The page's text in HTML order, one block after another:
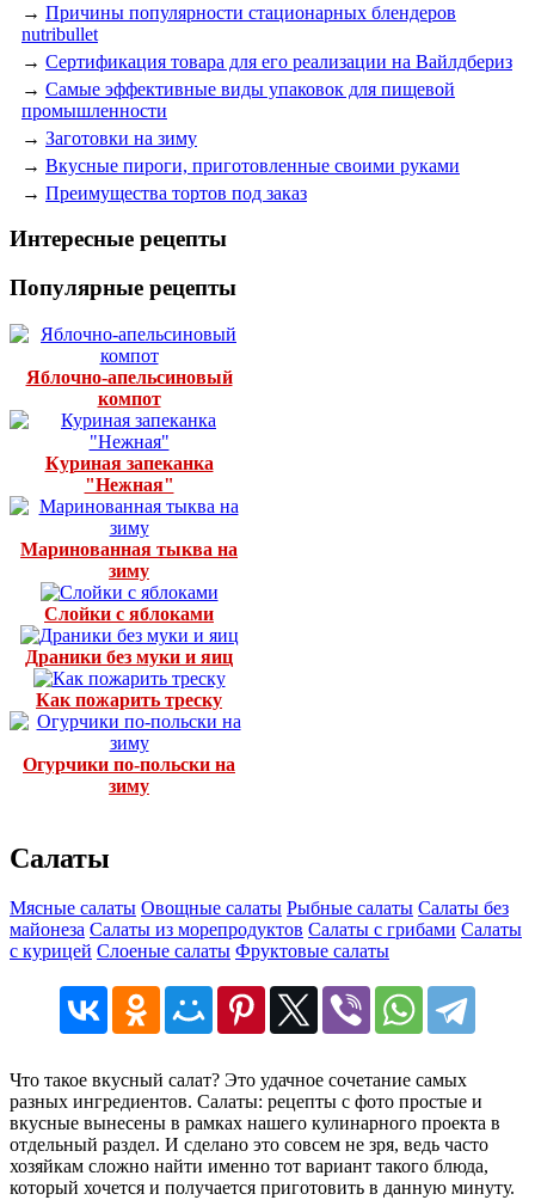
→ Причины популярности стационарных блендеров
nutribullet
→ Сертификация товара для его реализации на Вайлдбериз
→ Самые эффективные виды упаковок для пищевой
промышленности
→ Заготовки на зиму
→ Вкусные пироги, приготовленные своими руками
→ Преимущества тортов под заказ
Интересные рецепты
Популярные рецепты
Яблочно-апельсиновый
компот
Куриная запеканка
"Нежная"
Маринованная тыква на
зиму
Слойки с яблоками
Драники без муки и яиц
Как пожарить треску
Огурчики по-польски на
зиму
Салаты
Мясные салаты Овощные салаты Рыбные салаты Салаты без
майонеза Салаты из морепродуктов Салаты с грибами Салаты
с курицей Слоеные салаты Фруктовые салаты
Что такое вкусный салат? Это удачное сочетание самых
разных ингредиентов. Салаты: рецепты с фото простые и
вкусные вынесены в рамках нашего кулинарного проекта в
отдельный раздел. И сделано это совсем не зря, ведь часто
хозяйкам сложно найти именно тот вариант такого блюда,
который хочется и получается приготовить в данную минуту.